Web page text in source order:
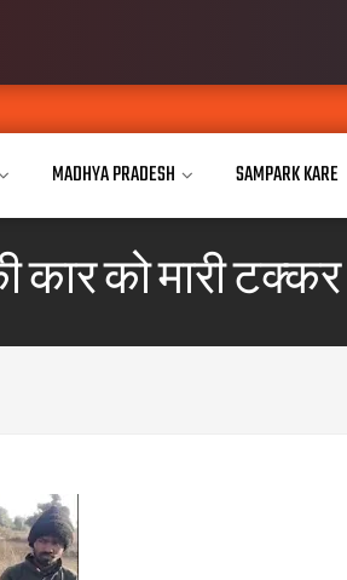
MADHYA PRADESH SAMPARK KARE
कार को मारी टक्कर